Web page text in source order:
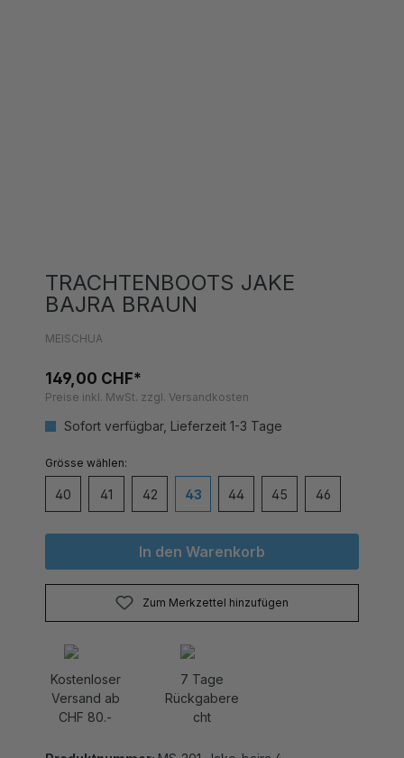
BAJRA BRAUN
Preise inkl. MwSt. zzgl. Versandkosten
Sofort verfügbar, Lieferzeit 1-3 Tage
40 41 42 43 44 45 46
In den Warenkorb
Zum Merkzettel hinzufügen
Kostenloser
Versand ab
CHF 80.-
7 Tage
Rückgabere
cht